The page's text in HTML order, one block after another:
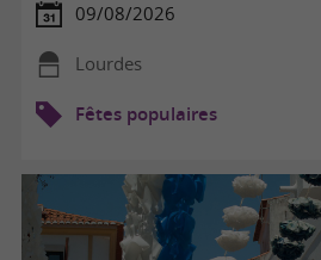
09/08/2026
Lourdes
Fêtes populaires